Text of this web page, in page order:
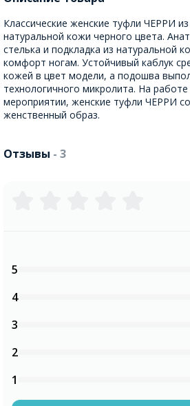
Классические женские туфли ЧЕРРИ
натуральной кожи черного цвета.
стелька и подкладка из натуральной
комфорт ногам. Устойчивый каблук
кожей в цвет модели, а подошва
технологичного микролита. На
мероприятии, женские туфли ЧЕРРИ
женственный образ.
Отзывы - 3
5
4
3
2
1